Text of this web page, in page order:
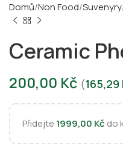
Domů Non Food Suvenyry
Ceramic
200,00 Kč (165,29
Přidejte 1999,00 Kč do